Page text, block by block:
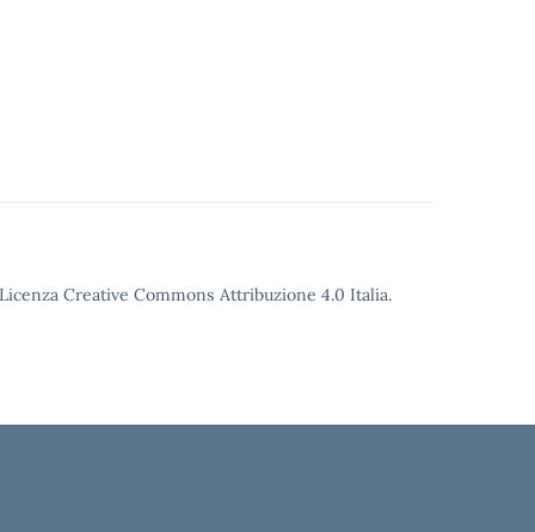
Creative Commons Attribuzione 4.0 Italia.